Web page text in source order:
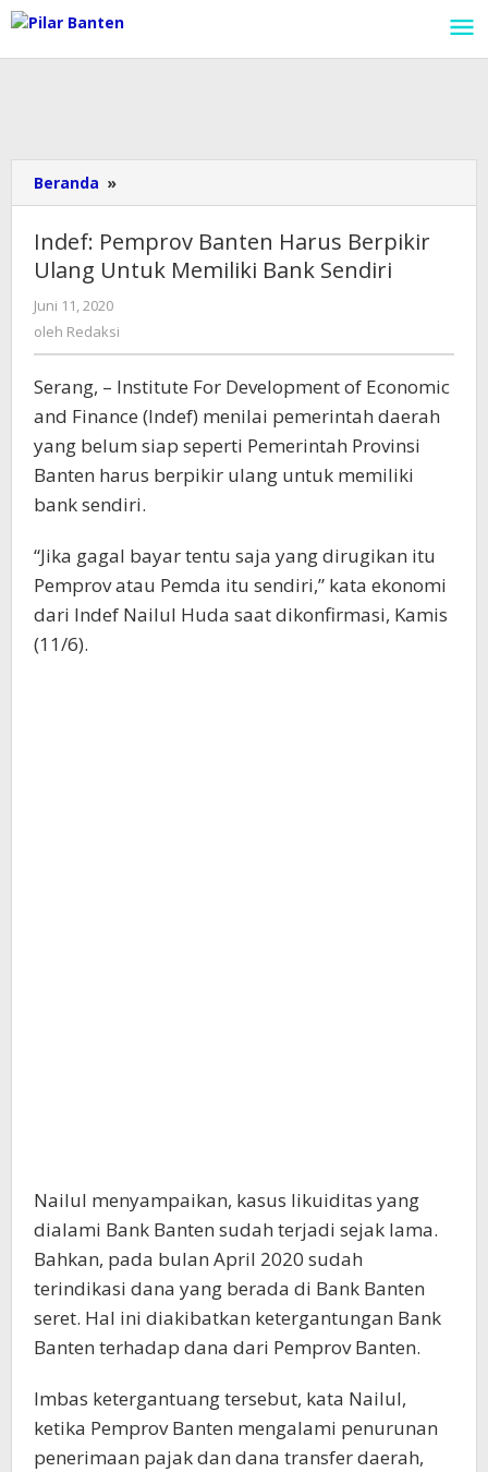
Lewati
ke
konten
Beranda »
Pemprov
Harus
Berpikir
Sendiri
Indef: Pemprov Banten Harus Berpikir
Ulang Untuk Memiliki Bank Sendiri
Juni 11, 2020
oleh Redaksi
Serang, – Institute For Development of Economic
and Finance (Indef) menilai pemerintah daerah
yang belum siap seperti Pemerintah Provinsi
Banten harus berpikir ulang untuk memiliki
bank sendiri.
“Jika gagal bayar tentu saja yang dirugikan itu
Pemprov atau Pemda itu sendiri,” kata ekonomi
dari Indef Nailul Huda saat dikonfirmasi, Kamis
(11/6).
Nailul menyampaikan, kasus likuiditas yang
dialami Bank Banten sudah terjadi sejak lama.
Bahkan, pada bulan April 2020 sudah
terindikasi dana yang berada di Bank Banten
seret. Hal ini diakibatkan ketergantungan Bank
Banten terhadap dana dari Pemprov Banten.
Imbas ketergantuang tersebut, kata Nailul,
ketika Pemprov Banten mengalami penurunan
penerimaan pajak dan dana transfer daerah,